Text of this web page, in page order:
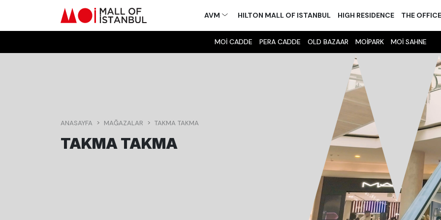
AVM HILTON MALL OF ISTANBUL HIGH RESIDENCE THE
MOİ CADDE PERA CADDE OLD BAZAAR MOİPARK MOİ SAHNE
ANASAYFA MAĞAZALAR TAKMA TAKMA
TAKMA TAKMA